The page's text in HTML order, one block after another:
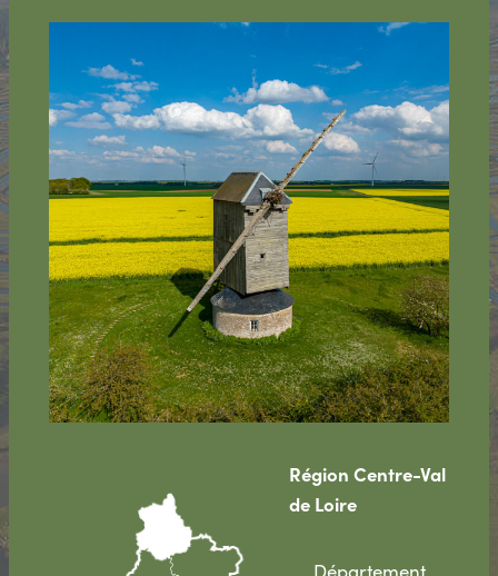
Région Centre-Val
de Loire
Département